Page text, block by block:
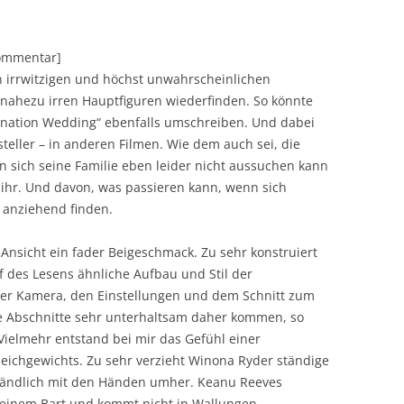
irrwitzigen und höchst unwahrscheinlichen
irren Hauptfiguren wiederfinden. So könnte
Wedding“ ebenfalls umschreiben. Und dabei
– in anderen Filmen. Wie dem auch sei, die
sich seine Familie eben leider nicht aussuchen kann
Und davon, was passieren kann, wenn sich
finden.
ein fader Beigeschmack. Zu sehr konstruiert
Lesens ähnliche Aufbau und Stil der
Kamera, den Einstellungen und dem Schnitt zum
sehr unterhaltsam daher kommen, so
entstand bei mir das Gefühl einer
Zu sehr verzieht Winona Ryder ständige
mit den Händen umher. Keanu Reeves